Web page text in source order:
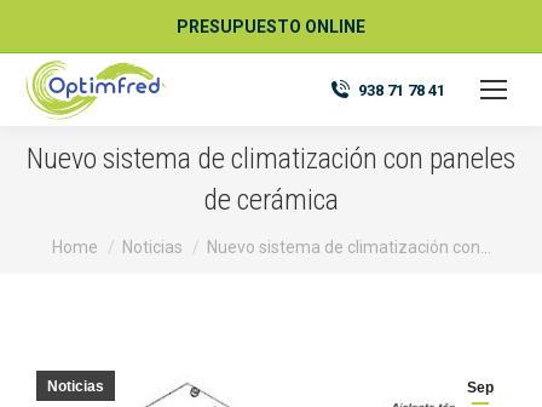
PRESUPUESTO ONLINE
938 71 78 41
Nuevo sistema de climatización con paneles
de cerámica
You are here:
Home Noticias Nuevo sistema de climatización con…
Sep
Noticias